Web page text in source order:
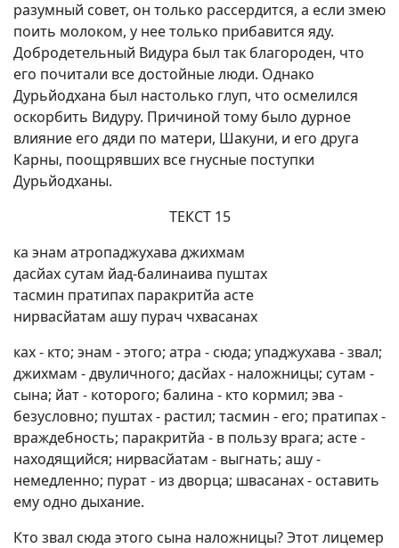
разумный совет, он только рассердится, а если змею
поить молоком, у нее только прибавится яду.
Добродетельный Видура был так благороден, что
его почитали все достойные люди. Однако
Дурьйодхана был настолько глуп, что осмелился
оскорбить Видуру. Причиной тому было дурное
влияние его дяди по матери, Шакуни, и его друга
Карны, поощрявших все гнусные поступки
Дурьйодханы.
ТЕКСТ 15
ка энам атропаджухава джихмам
дасйах сутам йад-балинаива пуштах
тасмин пратипах паракритйа асте
нирвасйатам ашу пурач чхвасанах
ках - кто; энам - этого; атра - сюда; упаджухава - звал;
джихмам - двуличного; дасйах - наложницы; сутам -
сына; йат - которого; балина - кто кормил; эва -
безусловно; пуштах - растил; тасмин - его; пратипах -
враждебность; паракритйа - в пользу врага; асте -
находящийся; нирвасйатам - выгнать; ашу -
немедленно; пурат - из дворца; швасанах - оставить
ему одно дыхание.
Кто звал сюда этого сына наложницы? Этот лицемер